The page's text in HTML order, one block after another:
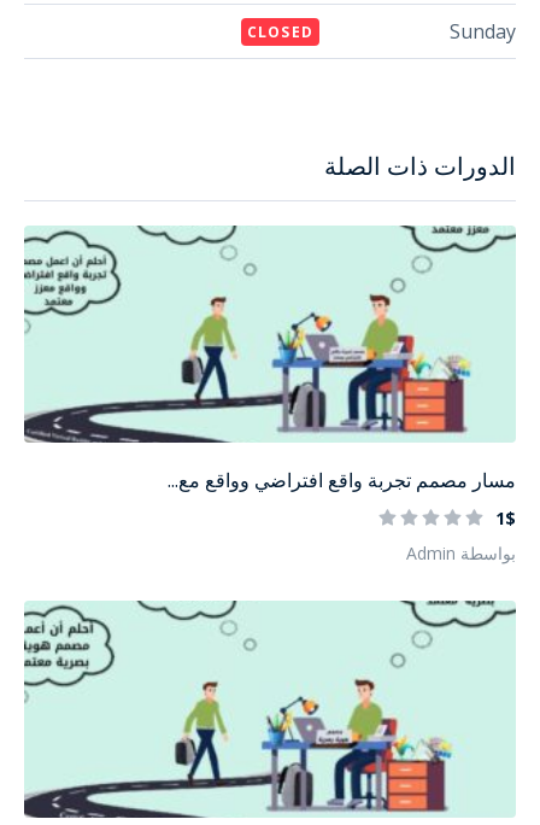
الدورات ذات الصلة
مسار مصمم تجربة واقع افتراضي وواقع مع...
1$
بواسطة Admin
Sunday
CLOSED